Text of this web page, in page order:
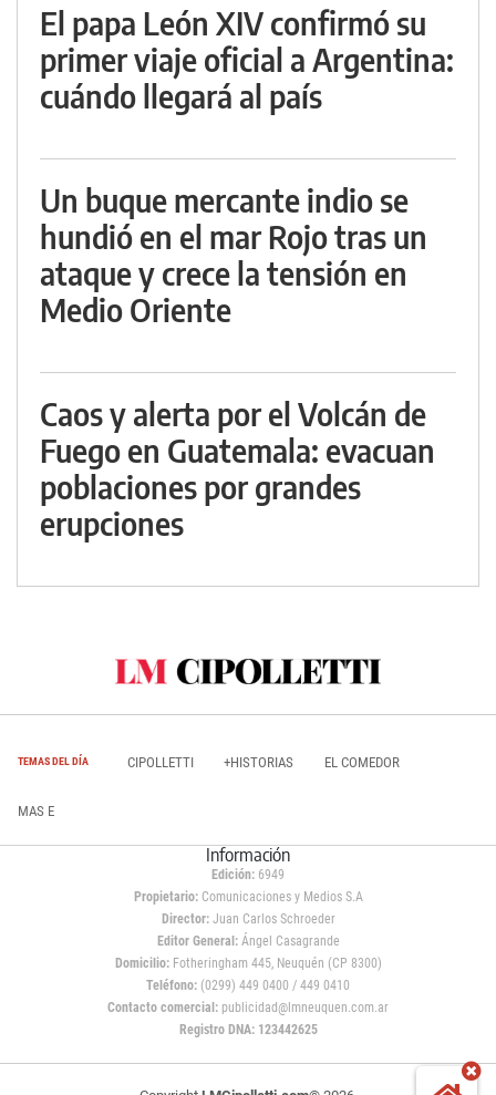
El papa León XIV confirmó su
primer viaje oficial a Argentina:
cuándo llegará al país
Un buque mercante indio se
hundió en el mar Rojo tras un
ataque y crece la tensión en
Medio Oriente
Caos y alerta por el Volcán de
Fuego en Guatemala: evacuan
poblaciones por grandes
erupciones
TEMAS DEL DÍA CIPOLLETTI +HISTORIAS EL COMEDOR
MAS E
Información
Edición: 6949
Propietario:Comunicaciones y Medios S.A
Director: Juan Carlos Schroeder
Editor General:Ángel Casagrande
Domicilio:Fotheringham 445, Neuquén (CP 8300)
Teléfono: (0299) 449 0400 / 449 0410
Contacto comercial: publicidad@lmneuquen.com.ar
Registro DNA: 123442625